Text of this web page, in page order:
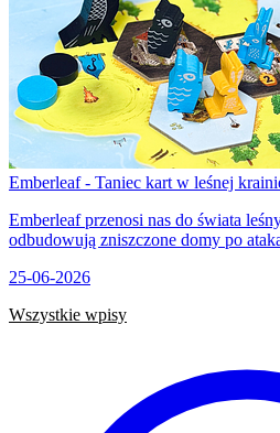
Emberleaf - Taniec kart w leśnej
Emberleaf przenosi nas do świata
odbudowują zniszczone domy po
25-06-2026
Wszystkie wpisy